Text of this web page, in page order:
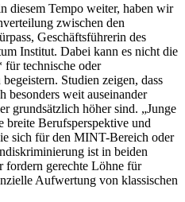
diesem Tempo weiter, haben wir
zwischen den
Geschäftsführerin des
Institut. Dabei kann es nicht die
für technische oder
Studien zeigen, dass
weit auseinander
grundsätzlich höher sind. „Junge
breite Berufsperspektive und
sich für den MINT-Bereich oder
ist in beiden
fordern gerechte Löhne für
Aufwertung von klassischen